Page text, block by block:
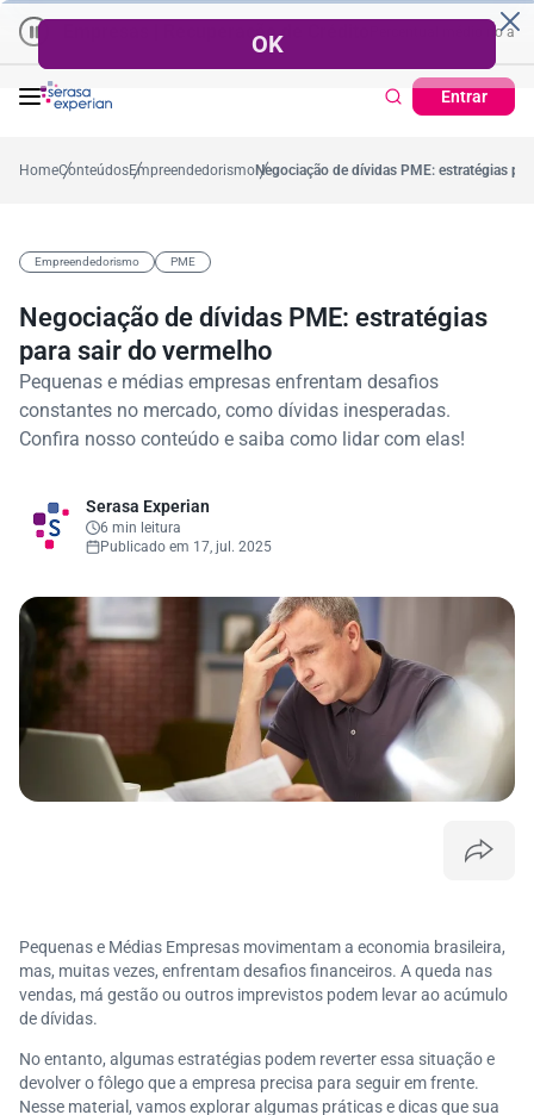
Empresas | Recuperação de Crédito Percentual médio no ano
Entrar
no ano Cartão de Crédito |
HomeConteúdosEmpreendedorismoNegociação de dívidas PME: estratégias
Empreendedorismo PME
Negociação de dívidas PME: estratégias
para sair do vermelho
Pequenas e médias empresas enfrentam desafios
constantes no mercado, como dívidas inesperadas.
Confira nosso conteúdo e saiba como lidar com elas!
Serasa Experian
6 min leitura
Publicado em 17, jul. 2025
Pequenas e Médias Empresas movimentam a economia brasileira,
mas, muitas vezes, enfrentam desafios financeiros. A queda nas
vendas, má gestão ou outros imprevistos podem levar ao acúmulo
de dívidas.
No entanto, algumas estratégias podem reverter essa situação e
devolver o fôlego que a empresa precisa para seguir em frente.
Nesse material, vamos explorar algumas práticas e dicas que sua